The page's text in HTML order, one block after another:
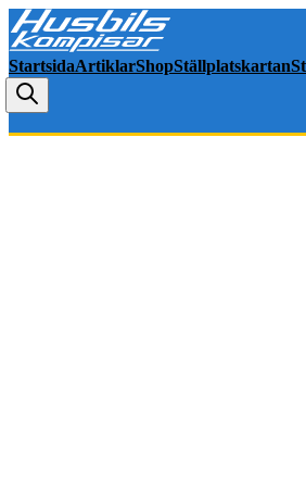
StartsidaArtiklarShopStällplatskartan